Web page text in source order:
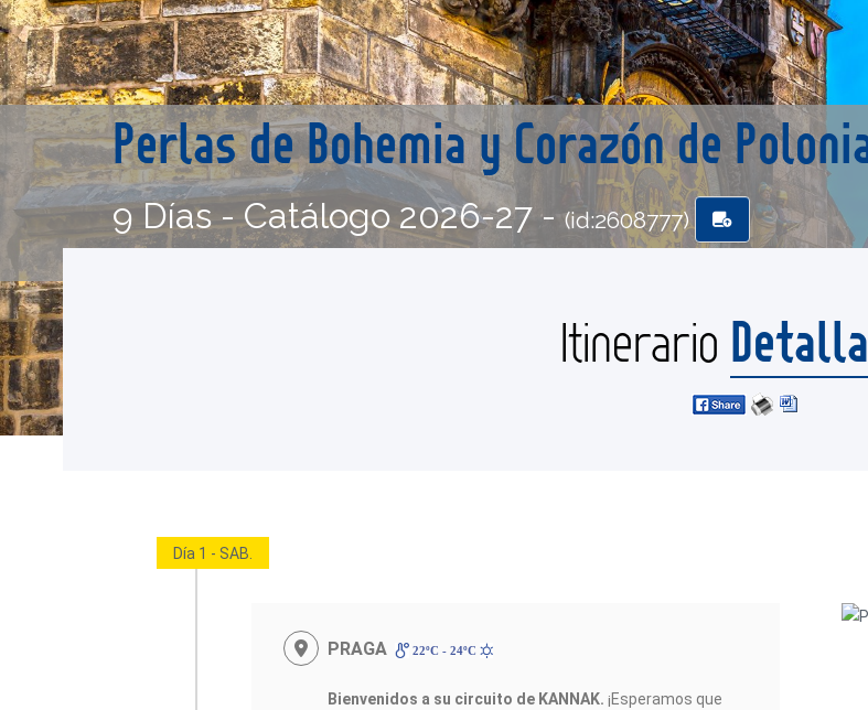
Perlas de Bohemia y Corazón de
9 Días - Catálogo 2026-27 -(id:2608777)
Itinerario
Día 1 - SAB.
PRAGA 22ºC - 24ºC
Bienvenidos a su circuito de KANNAK.¡Esperamos que